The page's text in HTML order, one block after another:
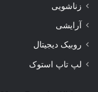
ا
ر
ک
ن
زناشویی
آرایشی
روبیک دیجیتال
لپ تاپ استوک